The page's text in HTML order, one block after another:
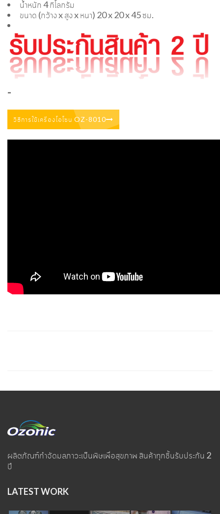
น้ำหนัก 4 กิโลกรัม
ขนาด (กว้าง x สูง x หนา) 20 x 20 x 45 ซม.
-
วิธีการใข้เครื่องโอโซน OZ-8010
ผลิตภัณฑ์กำจัดมลภาวะเป็นพิษเพื่อสุขภาพ สินค้าทุกชิ้นรับประกัน 2
ปี
LATEST WORK